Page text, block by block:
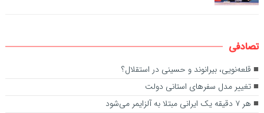
تصادفی
قلعه‌نویی، بیرانوند و حسینی در استقلال؟
تغییر مدل سفرهای استانی دولت
هر ۷ دقیقه یک ایرانی مبتلا به آلزایمر می‌شود